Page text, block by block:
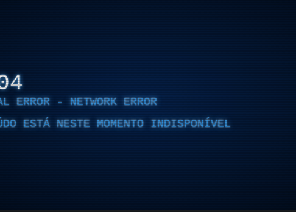
ERROR - NETWORK ERROR
ESTÁ NESTE MOMENTO INDISPONÍVEL